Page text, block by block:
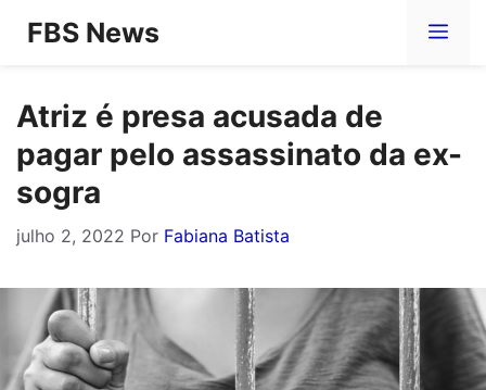
Pular
conteúdo
FBS News
Atriz é presa acusada de
pagar pelo assassinato da ex-
sogra
julho 2, 2022 Por Fabiana Batista